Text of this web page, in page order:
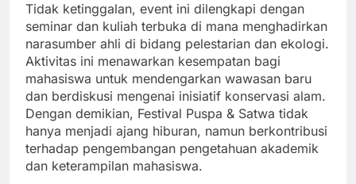
Tidak ketinggalan, event ini dilengkapi dengan
seminar dan kuliah terbuka di mana menghadirkan
narasumber ahli di bidang pelestarian dan ekologi.
Aktivitas ini menawarkan kesempatan bagi
mahasiswa untuk mendengarkan wawasan baru
dan berdiskusi mengenai inisiatif konservasi alam.
Dengan demikian, Festival Puspa & Satwa tidak
hanya menjadi ajang hiburan, namun berkontribusi
terhadap pengembangan pengetahuan akademik
dan keterampilan mahasiswa.